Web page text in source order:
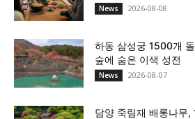
News 2026-08-08
하동 삼성궁 1500개
숲에 숨은 이색 성전
News 2026-08-07
담양 죽림재 배롱나무